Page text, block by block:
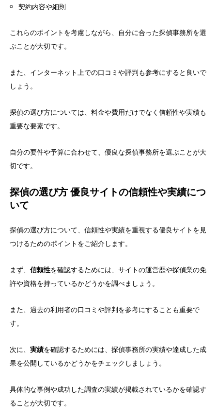
契約内容や細則
これらのポイントを考慮しながら、自分に合った探偵事務所を選
ぶことが大切です。
また、インターネット上での口コミや評判も参考にすると良いで
しょう。
探偵の選び方については、料金や費用だけでなく信頼性や実績も
重要な要素です。
自分の要件や予算に合わせて、優良な探偵事務所を選ぶことが大
切です。
探偵の選び方 優良サイトの信頼性や実績につ
いて
探偵の選び方について、信頼性や実績を重視する優良サイトを見
つけるためのポイントをご紹介します。
まず、 信頼性を確認するためには、サイトの運営歴や探偵業の免
許や資格を持っているかどうかを調べましょう。
また、過去の利用者の口コミや評判を参考にすることも重要で
す。
次に、 実績を確認するためには、探偵事務所の実績や達成した成
果を公開しているかどうかをチェックしましょう。
具体的な事例や成功した調査の実績が掲載されているかを確認す
ることが大切です。